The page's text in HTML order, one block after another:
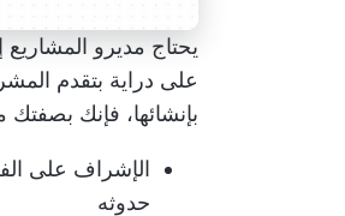
يحتاج مديرو
على دراية بتقدم
بإنشائها، فإنك
الإشراف على
حدوثه